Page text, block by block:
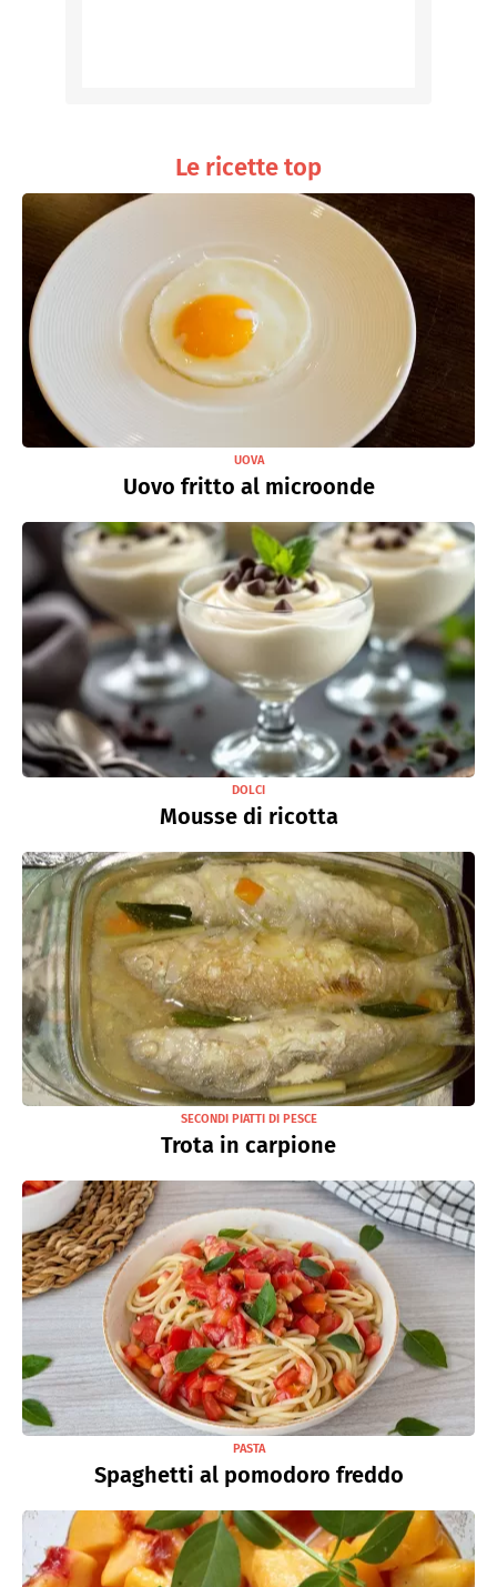
Le ricette top
UOVA
Uovo fritto al microonde
DOLCI
Mousse di ricotta
SECONDI PIATTI DI PESCE
Trota in carpione
PASTA
Spaghetti al pomodoro freddo